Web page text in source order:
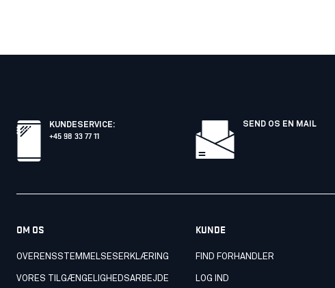
KUNDESERVICE:
+45 98 33 77 11
SEND OS EN MAIL
OM OS
OVERENSSTEMMELSESERKLÆRING
VORES TILGÆNGELIGHEDSARBEJDE
KUNDE
FIND FORHANDLER
LOG IND